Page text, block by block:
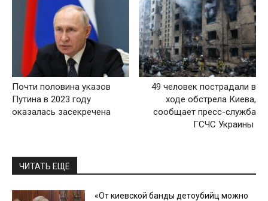
Почти половина указов
Путина в 2023 году
оказалась засекречена
49 человек пострадали в
ходе обстрела Киева,
сообщает пресс-служба
ГСЧС Украины
ЧИТАТЬ ЕЩЕ
«От киевской банды детоубийц можно